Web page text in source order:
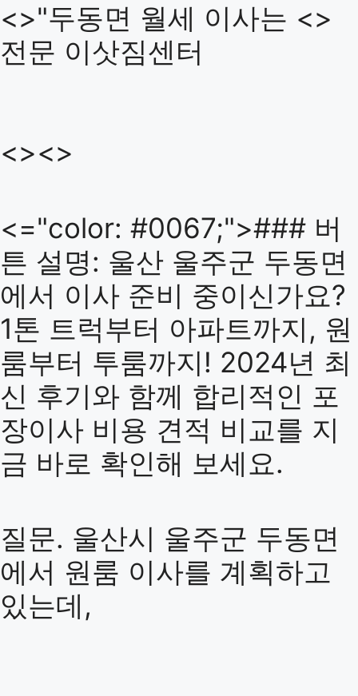
<>"두동면 월세 이사는 <>
전문 이삿짐센터
<><>
<="color: #0067;">### 버
튼 설명: 울산 울주군 두동면
에서 이사 준비 중이신가요?
1톤 트럭부터 아파트까지, 원
룸부터 투룸까지! 2024년 최
신 후기와 함께 합리적인 포
장이사 비용 견적 비교를 지
금 바로 확인해 보세요.
질문. 울산시 울주군 두동면
에서 원룸 이사를 계획하고
있는데,